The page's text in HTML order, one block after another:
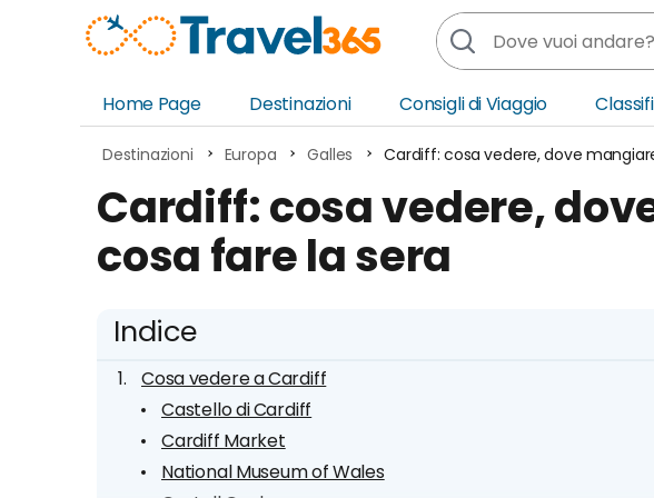
Home Page
Destinazioni
Oceania
Nord America
America Centrale
Sud America
Consigli di Viaggio
Destinazioni Europa Galles Cardiff: cosa vedere, dove
Cardiff: cosa vedere,
cosa fare la sera
Indice
Cosa vedere a Cardiff
Castello di Cardiff
Cardiff Market
National Museum of Wales